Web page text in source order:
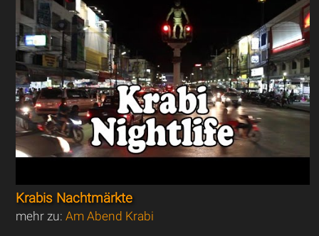
Krabis Nachtmärkte
mehr zu:Am Abend Krabi